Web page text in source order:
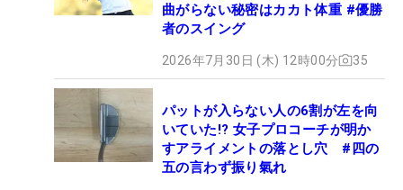
曲がらない秘密はカカト体重 #優勝
者のスイング
2026年7月30日 (木) 12時00分 35
パットが入らない人の6割が左を向
いていた!? 女子プロコーチが明か
すアライメントの落とし穴 #四の
五の言わず振り氣れ